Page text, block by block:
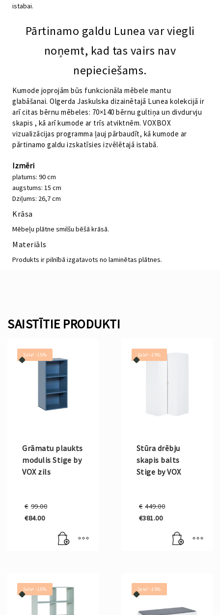
istabai.
Pārtinamo galdu Lunea var viegli
noņemt, kad tas vairs nav
nepieciešams.
Kumode joprojām būs funkcionāla mēbele mantu
glabāšanai. Olgerda Jaskulska dizainētajā Lunea kolekcijā ir
arī citas bērnu mēbeles: 70×140 bērnu gultiņa un divdurvju
skapis , kā arī kumode ar trīs atviktnēm. VOXBOX
vizualizācijas programma ļauj pārbaudīt, kā kumode ar
pārtinamo galdu izskatīsies izvēlētajā istabā.
Izmēri
platums: 90 cm
augstums: 15 cm
Dziļums: 26,7 cm
Krāsa
Mēbeļu plātne smilšu bēšā krāsā.
Materiāls
Produkts ir pilnībā izgatavots no laminētas plātnes.
SAISTĪTIE PRODUKTI
Sale! -15%
Grāmatu plaukts
modulis Stige by
VOX zils
€ 99.00
€99.00.
€84.00
Sale! -15%
Stūra drēbju
skapis balts
Stige by VOX
€ 449.00
€449.00.
€381.00
Sale! -15% Sale! -15%